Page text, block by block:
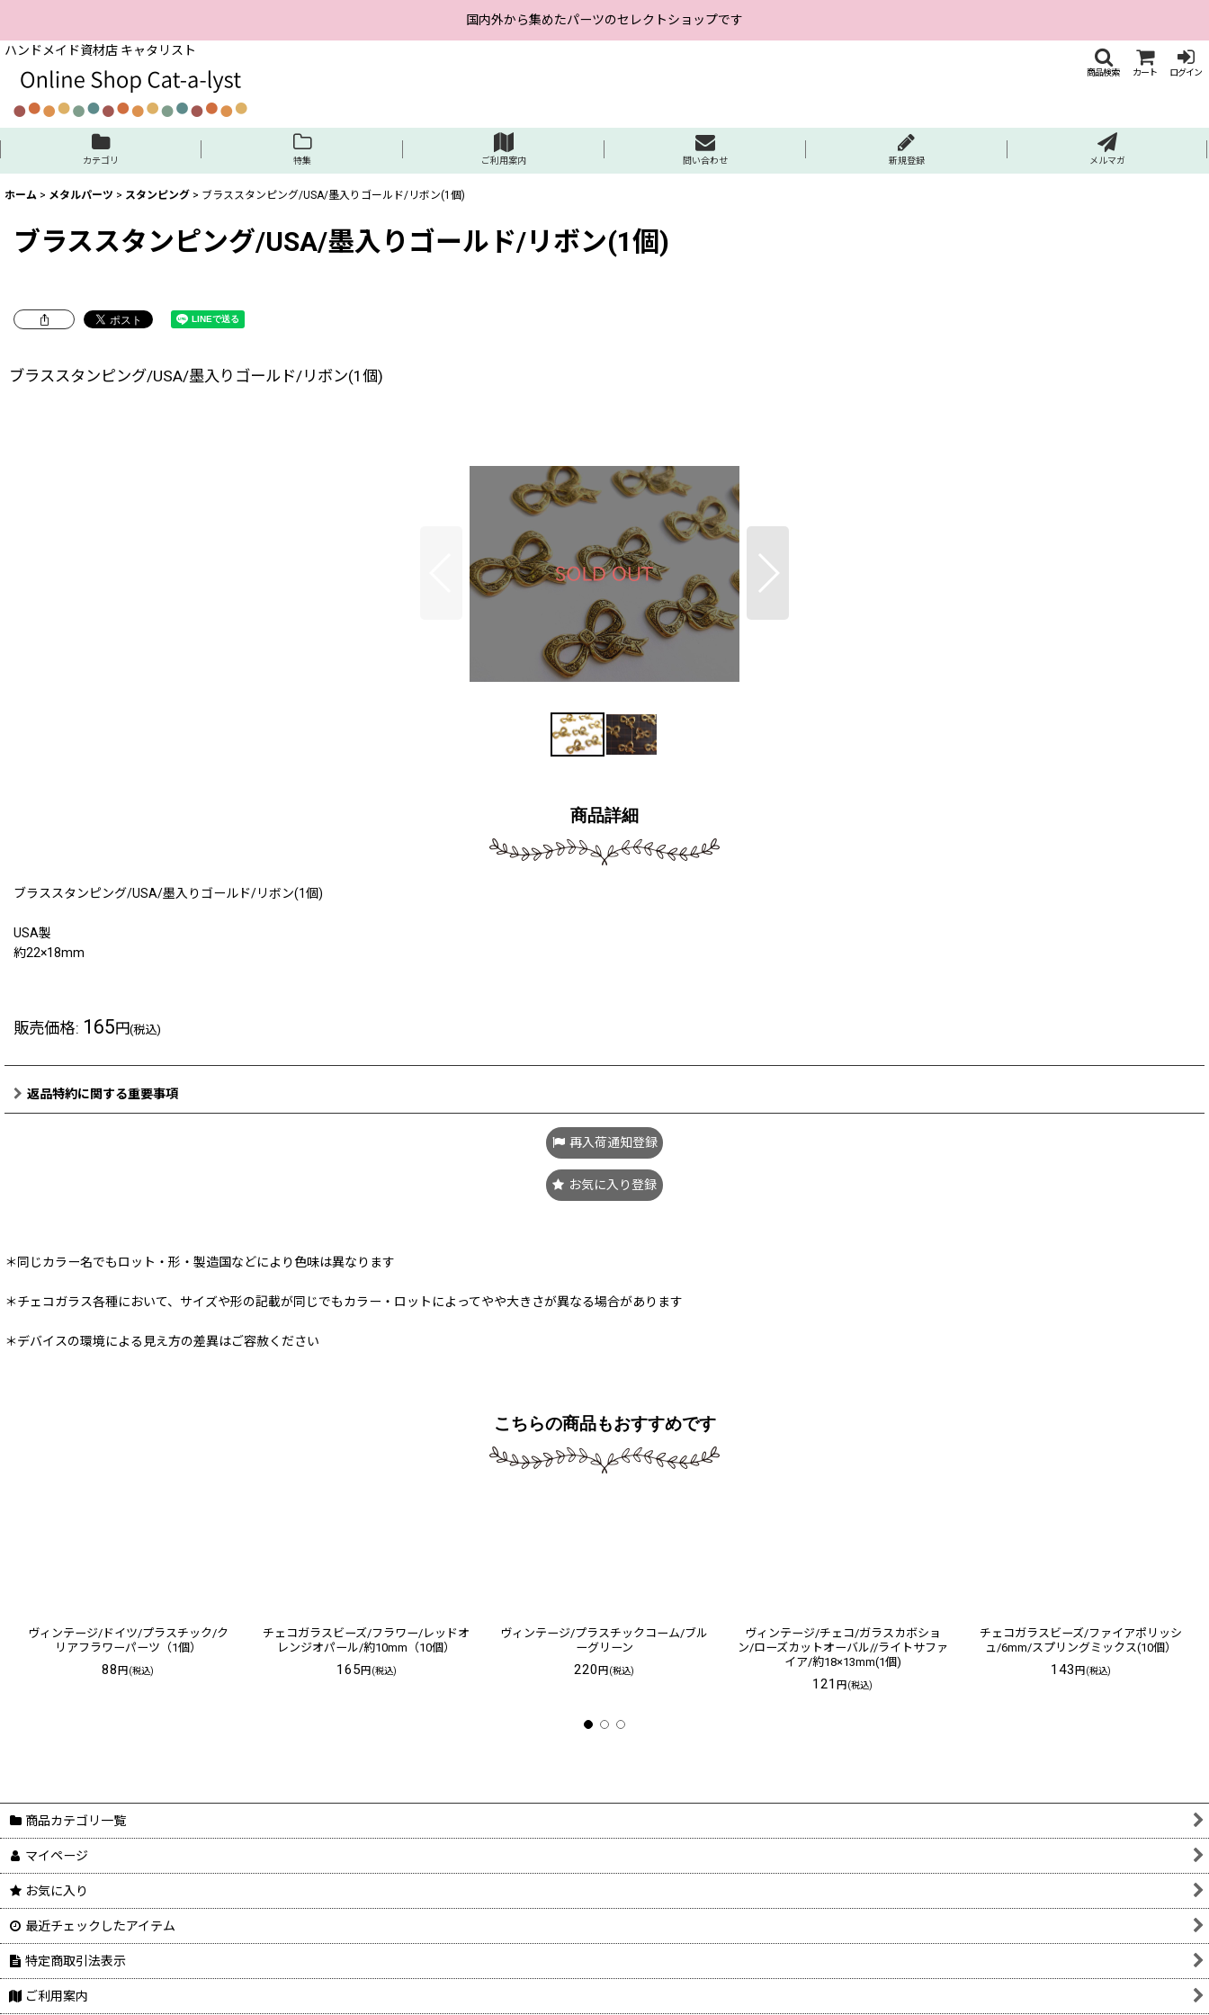
国内外から集めたパーツのセレクトショップです
ハンドメイド資材店 キャタリスト
商品検索 カート ログイン
カテゴリ 特集 ご利用案内 問い合わせ 新規登録 メルマガ
ホーム > メタルパーツ > スタンピング > ブラススタンピング/USA/墨入りゴールド/リボン(1個)
ブラススタンピング/USA/墨入りゴールド/リボン(1個)
ブラススタンピング/USA/墨入りゴールド/リボン(1個)
商品詳細
ブラススタンピング/USA/墨入りゴールド/リボン(1個)
USA製
約22×18mm
販売価格: 165円(税込)
返品特約に関する重要事項
再入荷通知登録
お気に入り登録
＊同じカラー名でもロット・形・製造国などにより色味は異なります
＊チェコガラス各種において、サイズや形の記載が同じでもカラー・ロットによってやや大きさが異なる場合があります
＊デバイスの環境による見え方の差異はご容赦ください
こちらの商品もおすすめです
ヴィンテージ/ドイツ/プラスチック/ク
リアフラワーパーツ（1個）
88円(税込)
チェコガラスビーズ/フラワー/レッドオ
レンジオパール/約10mm（10個）
165円(税込)
ヴィンテージ/プラスチックコーム/ブル
ーグリーン
220円(税込)
ヴィンテージ/チェコ/ガラスカボショ
ン/ローズカットオーバル//ライトサファ
イア/約18×13mm(1個)
121円(税込)
チェコガラスビーズ/ファイアポリッシ
ュ/6mm/スプリングミックス(10個）
143円(税込)
商品カテゴリ一覧
マイページ
お気に入り
最近チェックしたアイテム
特定商取引法表示
ご利用案内